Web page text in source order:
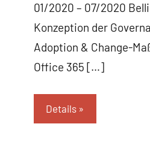
01/2020 – 07/2020
Konzeption der
Adoption & Change-
Office 365 […]
Details